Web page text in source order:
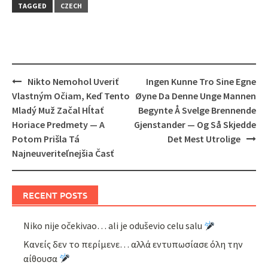
TAGGED
CZECH
Post
navigation
Nikto Nemohol Uveriť
Vlastným Očiam, Keď Tento
Mladý Muž Začal Hĺtať
Horiace Predmety — A
Potom Prišla Tá
Najneuveriteľnejšia Časť
Ingen Kunne Tro Sine Egne
Øyne Da Denne Unge Mannen
Begynte Å Svelge Brennende
Gjenstander — Og Så Skjedde
Det Mest Utrolige
RECENT POSTS
Niko nije očekivao… ali je oduševio celu salu
Κανείς δεν το περίμενε… αλλά εντυπωσίασε όλη την
αίθουσα